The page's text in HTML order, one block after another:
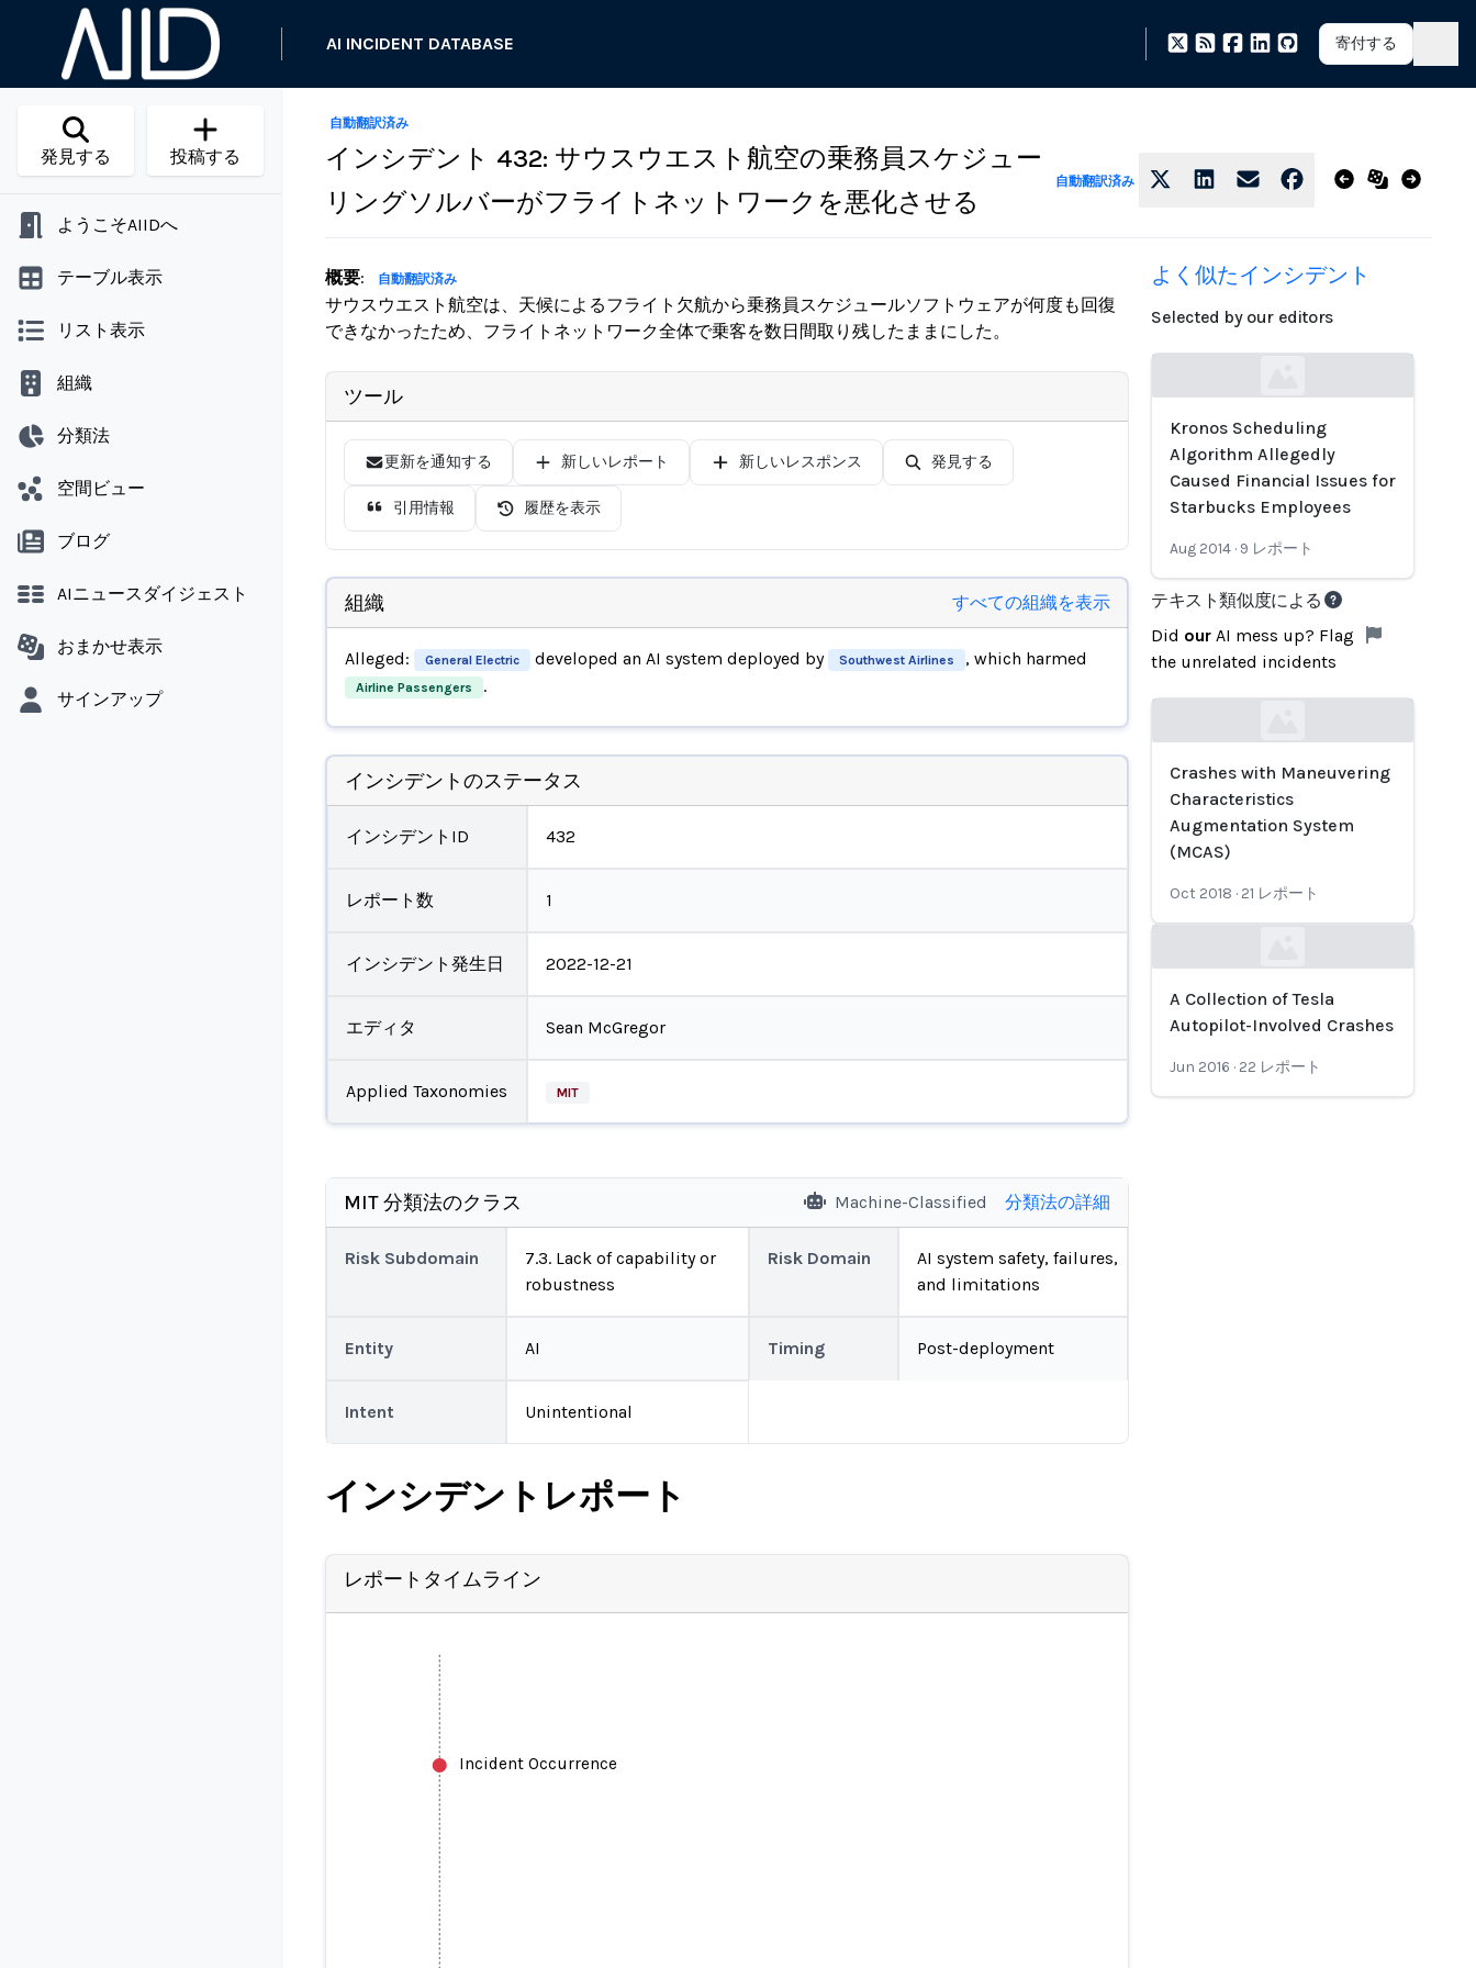
AI INCIDENT DATABASE 寄付する
発見する 投稿する
ようこそAIIDへ
テーブル表示
リスト表示
組織
分類法
空間ビュー
ブログ
AIニュースダイジェスト
おまかせ表示
サインアップ
自動翻訳済み
インシデント 432: サウスウエスト航空の乗務員スケジュー
リングソルバーがフライトネットワークを悪化させる
自動翻訳済み
概要: 自動翻訳済み
サウスウエスト航空は、天候によるフライト欠航から乗務員スケジュールソフトウェアが何度も回復
できなかったため、フライトネットワーク全体で乗客を数日間取り残したままにした。
ツール
更新を通知する 新しいレポート 新しいレスポンス 発見する
引用情報 履歴を表示
組織 すべての組織を表示
Alleged: General Electric developed an AI system deployed by Southwest Airlines , which harmed
Airline Passengers .
インシデントのステータス
インシデントID 432
レポート数 1
インシデント発生日 2022-12-21
エディタ Sean McGregor
Applied Taxonomies MIT
MIT 分類法のクラス Machine-Classified 分類法の詳細
Risk Subdomain
7.3. Lack of capability or
robustness
Risk Domain
AI system safety, failures,
and limitations
Entity AI Timing Post-deployment
Intent Unintentional
インシデントレポート
レポートタイムライン
Incident Occurrence
よく似たインシデント
Selected by our editors
Kronos Scheduling
Algorithm Allegedly
Caused Financial Issues for
Starbucks Employees
Aug 2014 · 9 レポート
テキスト類似度による
Did our AI mess up? Flag
the unrelated incidents
Crashes with Maneuvering
Characteristics
Augmentation System
(MCAS)
Oct 2018 · 21 レポート
A Collection of Tesla
Autopilot-Involved Crashes
Jun 2016 · 22 レポート